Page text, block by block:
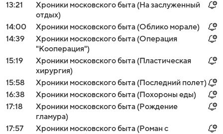
13:21
Хроники московского быта (На заслуженный
отдых)
14:00
Хроники московского быта (Облико морале)
14:39
Хроники московского быта (Операция
"Кооперация")
15:19
Хроники московского быта (Пластическая
хирургия)
15:58
Хроники московского быта (Последний полет)
16:38
Хроники московского быта (Похороны еды)
17:18
Хроники московского быта (Рождение
гламура)
17:57
Хроники московского быта (Роман с